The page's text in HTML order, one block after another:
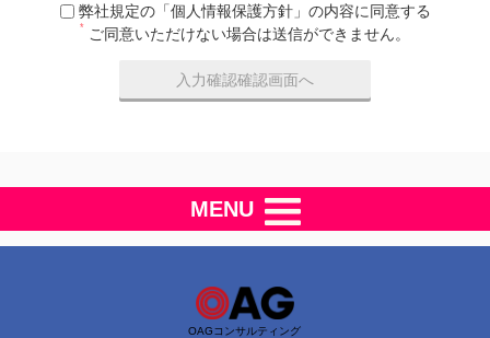
弊社規定の「個人情報保護方針」の内容に同意する
* ご同意いただけない場合は送信ができません。
MENU
OAGコンサルティング